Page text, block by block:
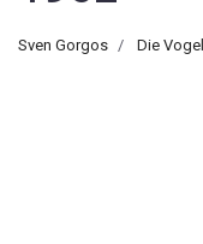
Sven Gorgos Die